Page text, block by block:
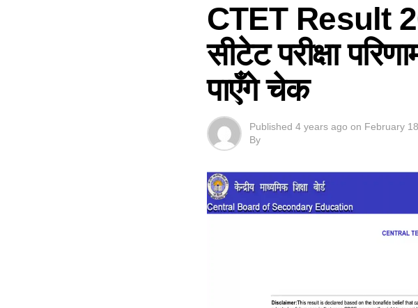
CTET Result
सीटेट परीक्षा
पाएँगे चेक
Published 4 years ago on February
By